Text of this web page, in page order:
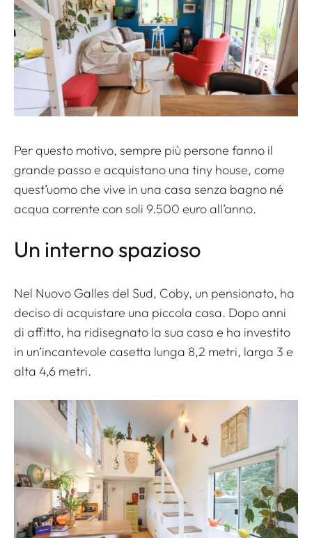
Per questo motivo, sempre più persone fanno il
grande passo e acquistano una tiny house, come
quest’uomo che vive in una casa senza bagno né
acqua corrente con soli 9.500 euro all’anno.
Un interno spazioso
Nel Nuovo Galles del Sud, Coby, un pensionato, ha
deciso di acquistare una piccola casa. Dopo anni
di affitto, ha ridisegnato la sua casa e ha investito
in un’incantevole casetta lunga 8,2 metri, larga 3 e
alta 4,6 metri.